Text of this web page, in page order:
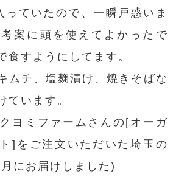
っていたので、一瞬戸惑いま
案に頭を使えてよかったで
食すようにしてます。
ムチ、塩麹漬け、焼きそばな
ています。
ヨミファームさんの[オーガ
]をご注文いただいた埼玉の
にお届けしました)